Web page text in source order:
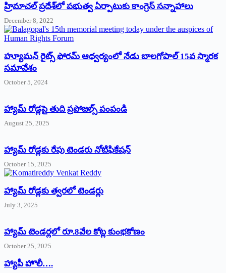
‌హ్రిమాచల్‌ ‌ప్రదేశ్‌లో పభుత్వ ఏర్పాటుకు కాంగ్రెస్‌ ‌సన్నాహాలు
December 8, 2022
హ్యూమన్‌ రైట్స్‌ ఫోరమ్‌ ఆధ్వర్యంలో నేడు బాలగోపాల్‌ 15వ స్మారక
సమావేశం
October 5, 2024
హ్యామ్‌ రోడ్లపై తుది ప్రపోజల్స్‌ పంపండి
August 25, 2025
హ్యామ్‌ రోడ్లకు రేపు టెండరు నోటిఫికేషన్‌
October 15, 2025
హ్యామ్‌ రోడ్లకు త్వరలో టెండర్లు
July 3, 2025
హ్యామ్‌ ‌టెండర్లలో రూ.8వేల కోట్ల కుంభకోణం
October 25, 2025
హ్యాపీ హొలీ….